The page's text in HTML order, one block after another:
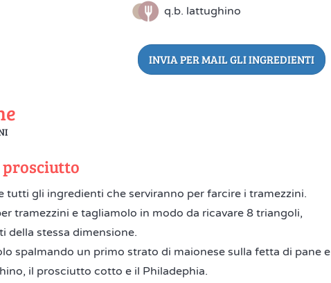
q.b. lattughino
INVIA PER MAIL GLI INGREDIENTI
tutti gli ingredienti che serviranno per farcire i tramezzini.
tramezzini e tagliamolo in modo da ricavare 8 triangoli,
della stessa dimensione.
spalmando un primo strato di maionese sulla fetta di pane e
il prosciutto cotto e il Philadephia.